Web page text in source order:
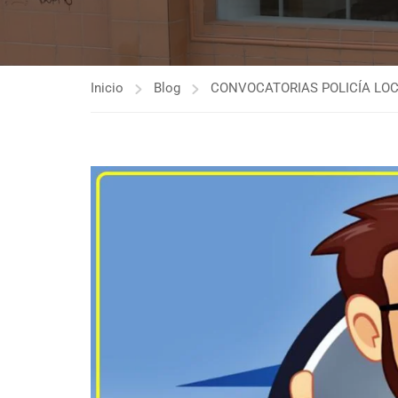
Inicio Blog CONVOCATORIAS POLICÍA